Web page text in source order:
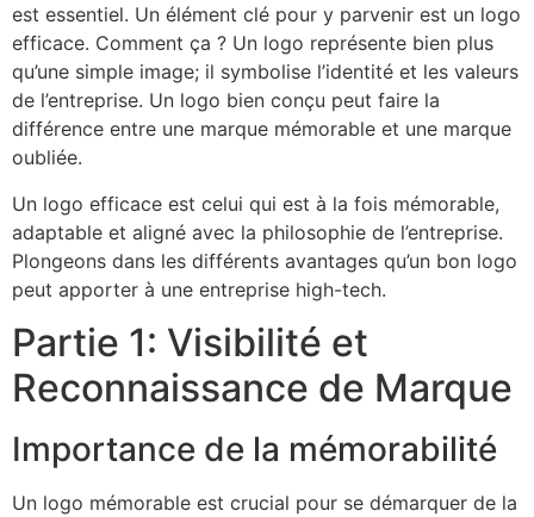
est essentiel. Un élément clé pour y parvenir est un logo
efficace. Comment ça ? Un logo représente bien plus
qu’une simple image; il symbolise l’identité et les valeurs
de l’entreprise. Un logo bien conçu peut faire la
différence entre une marque mémorable et une marque
oubliée.
Un logo efficace est celui qui est à la fois mémorable,
adaptable et aligné avec la philosophie de l’entreprise.
Plongeons dans les différents avantages qu’un bon logo
peut apporter à une entreprise high-tech.
Partie 1: Visibilité et
Reconnaissance de Marque
Importance de la mémorabilité
Un logo mémorable est crucial pour se démarquer de la